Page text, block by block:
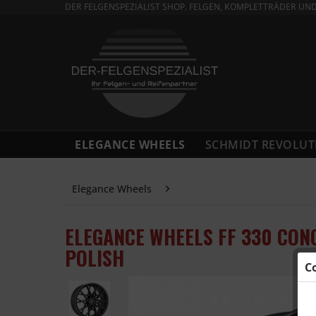
DER FELGENSPEZIALIST SHOP. FELGEN, KOMPLETTRÄDER
ELEGANCE WHEELS SCHMIDT
Elegance Wheels
ELEGANCE WHEELS FF 330
POLISH